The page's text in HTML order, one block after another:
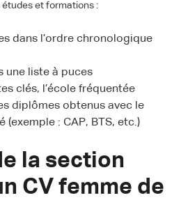
et formations :
dans l’ordre chronologique
une liste à puces
clés, l’école fréquentée
diplômes obtenus avec le
(exemple : CAP, BTS, etc.)
la section
CV femme de